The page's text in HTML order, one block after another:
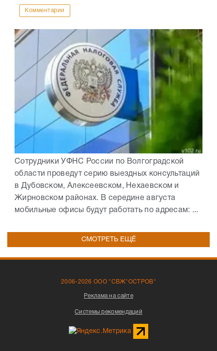
Комментарии
Сотрудники УФНС России по Волгоградской
области проведут серию выездных консультаций
в Дубовском, Алексеевском, Нехаевском и
Жирновском районах. В середине августа
мобильные офисы будут работать по адресам: ...
СМОТРЕТЬ ЕЩЁ
2006-2026 ООО "СВЖ"ОСТРОВ"
Реклама на сайте
Системы рекомендаций